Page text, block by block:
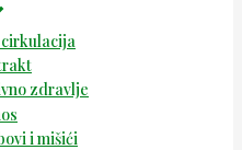
zdravlje
i mišići